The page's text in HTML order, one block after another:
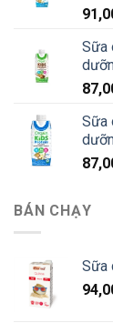
Sữa
Sữa
BÁN CHẠY
Sữa